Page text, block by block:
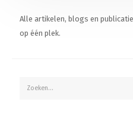
Alle artikelen, blogs en
op één plek.